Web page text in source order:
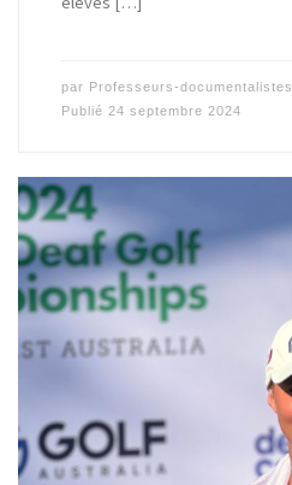
par Professeurs-documentalistes
Publié 24 septembre 2024